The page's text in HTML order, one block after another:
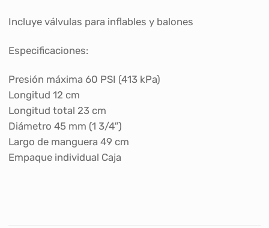
Incluye válvulas para inflables y balones
Especificaciones:
Presión máxima 60 PSI (413 kPa)
Longitud 12 cm
Longitud total 23 cm
Diámetro 45 mm (1 3/4″)
Largo de manguera 49 cm
Empaque individual Caja